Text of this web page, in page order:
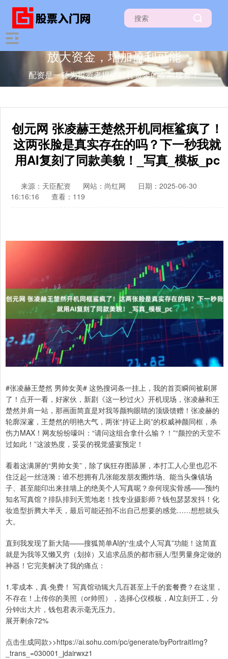
放大资金，增加盈利可能
配资是一种为投资者提供杠杆资金的金融服务！
创元网 张凌赫王楚然开机同框鲨疯了！
这两张脸是真实存在的吗？下一秒我就
用AI复刻了同款美貌！_写真_模板_pc
来源：天臣配资 网站：尚红网
日期：2025-06-30
16:16:16
查看：119
#张凌赫王楚然 男帅女美# 这热搜词条一挂上，我的首页瞬间被刷屏
了！点开一看，好家伙，新剧《这一秒过火》开机现场，张凌赫和王
楚然并肩一站，那画面简直是对我等颜狗眼睛的顶级馈赠！张凌赫的
轮廓深邃，王楚然的明艳大气，两张“持证上岗”的权威神颜同框，杀
伤力MAX！网友纷纷嚎叫：“请问这组合拿什么输？！”“颜控的天堂不
过如此！”这波热度，妥妥的视觉盛宴预定！
看着这满屏的“男帅女美”，除了疯狂存图舔屏，本打工人心里也忍不
住泛起一丝涟漪：谁不想拥有几张能发朋友圈炸场、能当头像镇场
子、甚至能印出来挂墙上的绝美个人写真呢？奈何现实骨感——预约
知名写真馆？排队排到天荒地老！找专业摄影师？钱包瑟瑟发抖！化
妆造型折腾大半天，最后可能还拍不出自己想要的感觉……想想就头
大。
直到我发现了新大陆——搜狐简单AI的“生成个人写真”功能！这简直
就是为我等又懒又穷（划掉）又追求品质的都市丽人/型男量身定做的
神器！它完美解决了我的痛点：
1.零成本，真·免费！ 写真馆动辄大几百甚至上千的套餐费？在这里，
不存在！上传你的美照（or帅照），选择心仪模板，AI立刻开工，分
分钟出大片，钱包君表示毫无压力。
展开剩余72%
点击生成同款>>https://ai.sohu.com/pc/generate/byPortraitImg?
_trans_=030001_jdairwxz1